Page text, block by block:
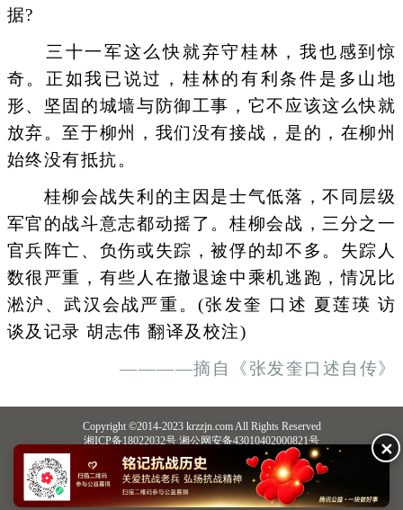
据?
三十一军这么快就弃守桂林，我也感到惊
奇。正如我已说过，桂林的有利条件是多山地
形、坚固的城墙与防御工事，它不应该这么快就
放弃。至于柳州，我们没有接战，是的，在柳州
始终没有抵抗。
桂柳会战失利的主因是士气低落，不同层级
军官的战斗意志都动摇了。桂柳会战，三分之一
官兵阵亡、负伤或失踪，被俘的却不多。失踪人
数很严重，有些人在撤退途中乘机逃跑，情况比
淞沪、武汉会战严重。(张发奎 口述 夏莲瑛 访
谈及记录 胡志伟 翻译及校注)
————摘自《张发奎口述自传》
Copyright ©2014-2023 krzzjn.com All Rights Reserved
湘ICP备18022032号 湘公网安备43010402000821号
中央网信办违法和不良信息举报中心
长沙市互联网违法和不良信息举报中心
不良信息举报电话：0731-85531328 19198230121（微信同号）
纠错电话：18182129125 15116420702
QQ：2652168198
✕